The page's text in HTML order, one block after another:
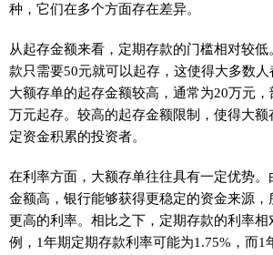
种，它们在多个方面存在差异。
从起存金额来看，定期存款的门槛相对较
款只需要50元就可以起存，这使得大多数
大额存单的起存金额较高，通常为20万元
万元起存。较高的起存金额限制，使得大
定资金积累的投资者。
在利率方面，大额存单往往具有一定优势
金额高，银行能够获得更稳定的资金来源
更高的利率。相比之下，定期存款的利率
例，1年期定期存款利率可能为1.75%，而1